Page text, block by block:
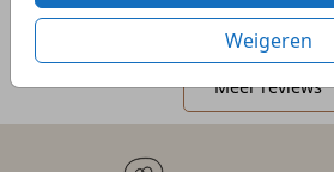
Weigeren
Meer reviews